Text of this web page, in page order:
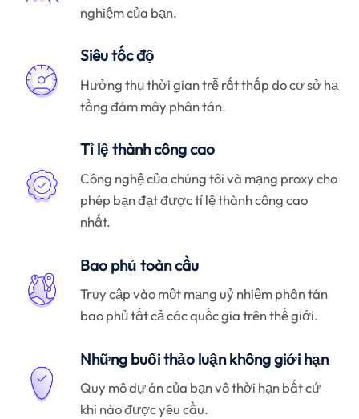
nghiệm của bạn.
Siêu tốc độ
Hưởng thụ thời gian trễ rất thấp do cơ sở hạ
tầng đám mây phân tán.
Tỉ lệ thành công cao
Công nghệ của chúng tôi và mạng proxy cho
phép bạn đạt được tỉ lệ thành công cao
nhất.
Bao phủ toàn cầu
Truy cập vào một mạng uỷ nhiệm phân tán
bao phủ tất cả các quốc gia trên thế giới.
Những buổi thảo luận không giới hạn
Quy mô dự án của bạn vô thời hạn bất cứ
khi nào được yêu cầu.